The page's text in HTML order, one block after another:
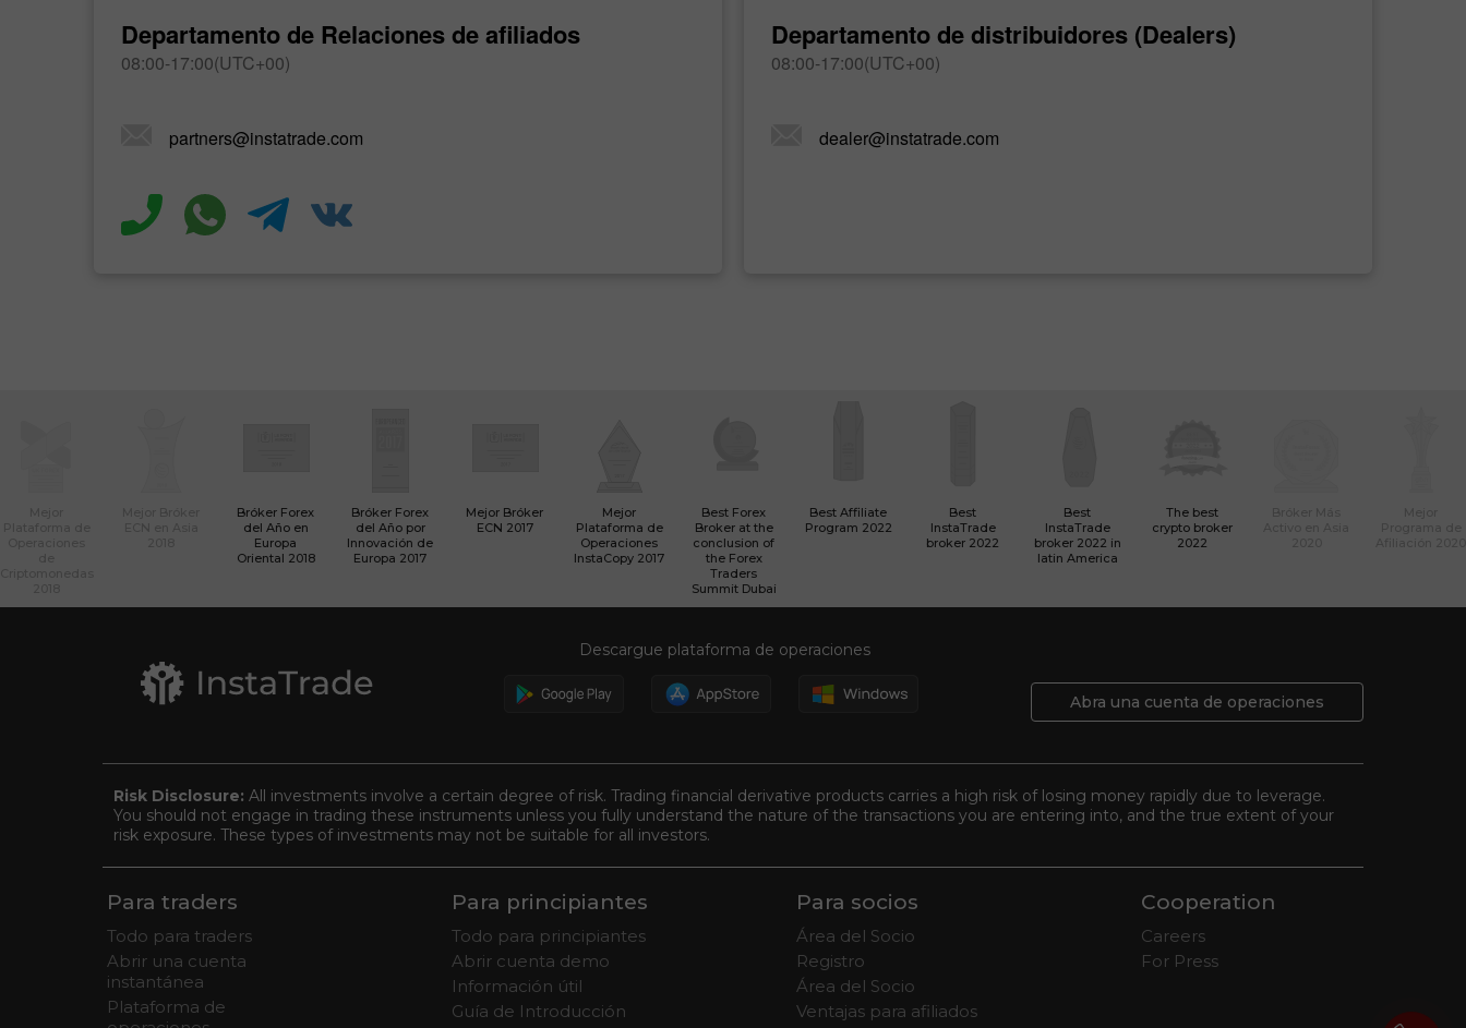
Departamento de Relaciones de afiliados
08:00-17:00(UTC+00)
partners@instatrade.com
Departamento de distribuidores (Dealers)
08:00-17:00(UTC+00)
dealer@instatrade.com
Bróker Forex
del Año en
Europa
Oriental 2018
Bróker Forex
del Año por
Innovación de
Europa 2017
Mejor Bróker
ECN 2017
Mejor
Plataforma de
Operaciones
InstaCopy 2017
Best Forex
Broker at the
conclusion of
the Forex
Traders
Summit Dubai
Best Affiliate
Program 2022
Best
InstaTrade
broker 2022
Best
InstaTrade
broker 2022 in
latin America
The best
crypto broker
2022
Descargue plataforma de operaciones
Abra una cuenta de operaciones
Risk Disclosure: All investments involve a certain degree of risk. Trading financial derivative products carries a high risk of losing money rapidly due to leverage.
You should not engage in trading these instruments unless you fully understand the nature of the transactions you are entering into, and the true extent of your
risk exposure. These types of investments may not be suitable for all investors.
Para traders
Todo para traders
Abrir una cuenta
instantánea
Plataforma de
Para principiantes
Todo para principiantes
Abrir cuenta demo
Información útil
Guía de Introducción
Para socios
Área del Socio
Registro
Área del Socio
Ventajas para afiliados
Cooperation
Careers
For Press